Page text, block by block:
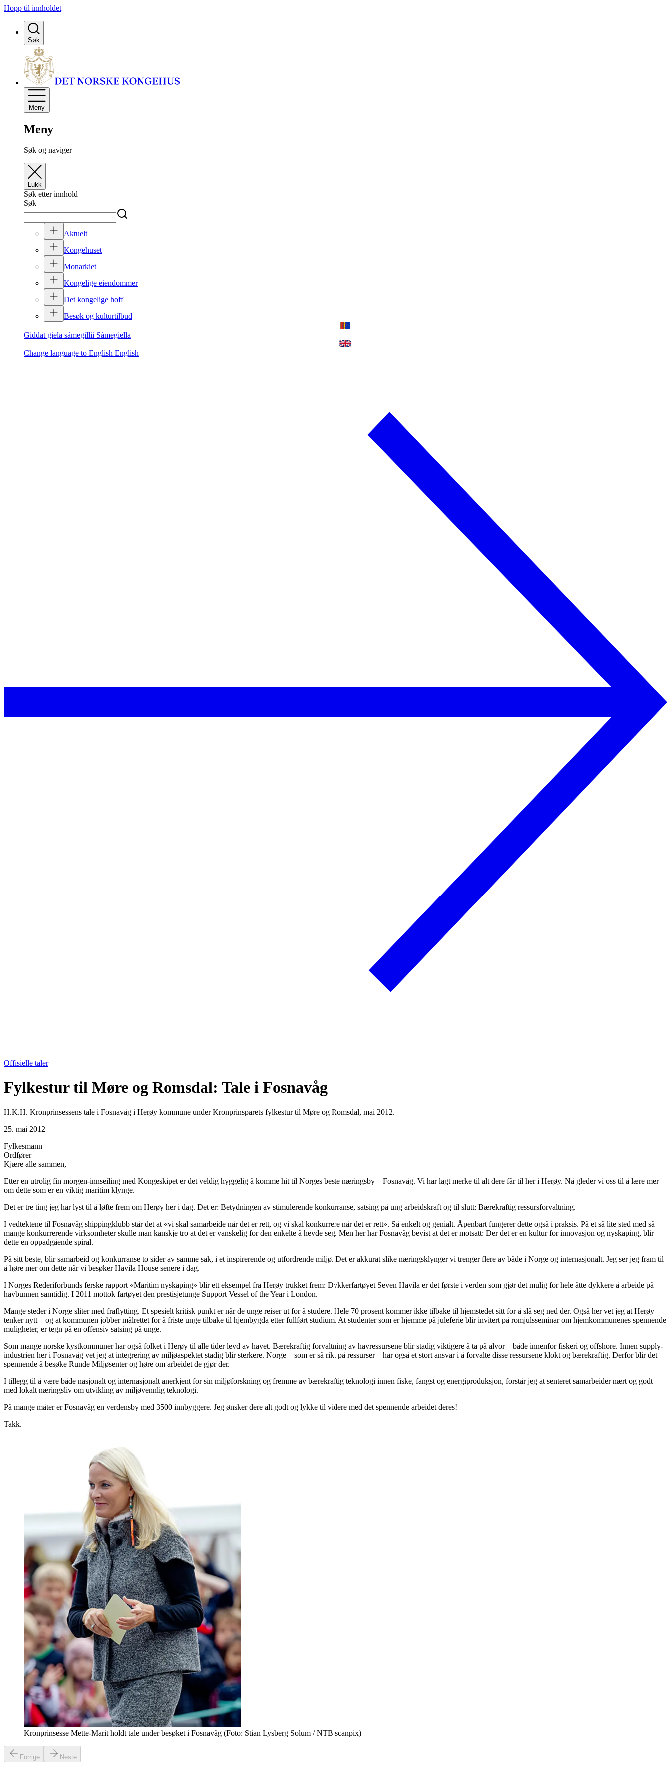
Hopp til innholdet
Søk
Meny
Meny
Søk og naviger
Lukk
Søk etter innhold
Søk
Aktuelt
Kongehuset
Monarkiet
Kongelige eiendommer
Det kongelige hoff
Besøk og kulturtilbud
Giđđat giela sámegillii Sámegiella
Change language to English English
Offisielle taler
Fylkestur til Møre og Romsdal: Tale i Fosnavåg
H.K.H. Kronprinsessens tale i Fosnavåg i Herøy kommune under Kronprinsparets fylkestur til Møre og Romsdal, mai 2012.
25. mai 2012
Fylkesmann
Ordfører
Kjære alle sammen,
Etter en utrolig fin morgen-innseiling med Kongeskipet er det veldig hyggelig å komme hit til Norges beste næringsby – Fosnavåg. Vi har lagt merke til alt dere får til her i Herøy. Nå gleder vi oss til å lære mer
om dette som er en viktig maritim klynge.
Det er tre ting jeg har lyst til å løfte frem om Herøy her i dag. Det er: Betydningen av stimulerende konkurranse, satsing på ung arbeidskraft og til slutt: Bærekraftig ressursforvaltning.
I vedtektene til Fosnavåg shippingklubb står det at «vi skal samarbeide når det er rett, og vi skal konkurrere når det er rett». Så enkelt og genialt. Åpenbart fungerer dette også i praksis. På et så lite sted med så
mange konkurrerende virksomheter skulle man kanskje tro at det er vanskelig for den enkelte å hevde seg. Men her har Fosnavåg bevist at det er motsatt: Der det er en kultur for innovasjon og nyskaping, blir
dette en oppadgående spiral.
På sitt beste, blir samarbeid og konkurranse to sider av samme sak, i et inspirerende og utfordrende miljø. Det er akkurat slike næringsklynger vi trenger flere av både i Norge og internasjonalt. Jeg ser jeg fram til
å høre mer om dette når vi besøker Havila House senere i dag.
I Norges Rederiforbunds ferske rapport «Maritim nyskaping» blir ett eksempel fra Herøy trukket frem: Dykkerfartøyet Seven Havila er det første i verden som gjør det mulig for hele åtte dykkere å arbeide på
havbunnen samtidig. I 2011 mottok fartøyet den prestisjetunge Support Vessel of the Year i London.
Mange steder i Norge sliter med fraflytting. Et spesielt kritisk punkt er når de unge reiser ut for å studere. Hele 70 prosent kommer ikke tilbake til hjemstedet sitt for å slå seg ned der. Også her vet jeg at Herøy
tenker nytt – og at kommunen jobber målrettet for å friste unge tilbake til hjembygda etter fullført studium. At studenter som er hjemme på juleferie blir invitert på romjulsseminar om hjemkommunenes spennende
muligheter, er tegn på en offensiv satsing på unge.
Som mange norske kystkommuner har også folket i Herøy til alle tider levd av havet. Bærekraftig forvaltning av havressursene blir stadig viktigere å ta på alvor – både innenfor fiskeri og offshore. Innen supply-
industrien her i Fosnavåg vet jeg at integrering av miljøaspektet stadig blir sterkere. Norge – som er så rikt på ressurser – har også et stort ansvar i å forvalte disse ressursene klokt og bærekraftig. Derfor blir det
spennende å besøke Runde Miljøsenter og høre om arbeidet de gjør der.
I tillegg til å være både nasjonalt og internasjonalt anerkjent for sin miljøforskning og fremme av bærekraftig teknologi innen fiske, fangst og energiproduksjon, forstår jeg at senteret samarbeider nært og godt
med lokalt næringsliv om utvikling av miljøvennlig teknologi.
På mange måter er Fosnavåg en verdensby med 3500 innbyggere. Jeg ønsker dere alt godt og lykke til videre med det spennende arbeidet deres!
Takk.
Kronprinsesse Mette-Marit holdt tale under besøket i Fosnavåg (Foto: Stian Lysberg Solum / NTB scanpix)
Forrige Neste